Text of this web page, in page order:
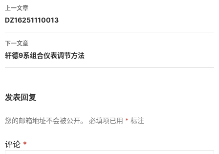
文
章
导
航
上一文章
DZ16251110013
下一文章
轩德9系组合仪表调节方法
发表回复
您的邮箱地址不会被公开。 必填项已用 * 标注
评论 *